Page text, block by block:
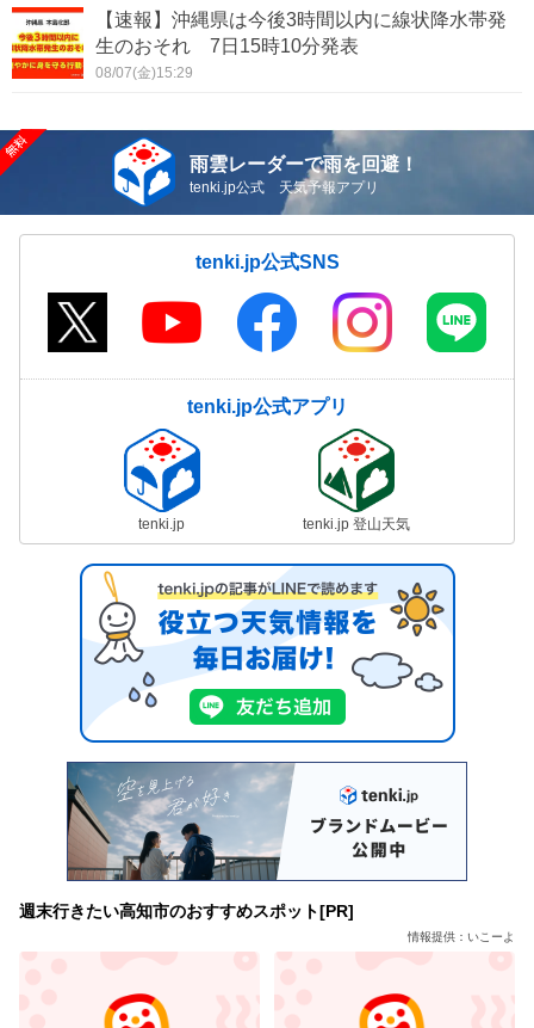
【速報】沖縄県は今後3時間以内に線状降水帯発
生のおそれ 7日15時10分発表
08/07(金)15:29
雨雲レーダーで雨を回避！
tenki.jp公式 天気予報アプリ
tenki.jp公式SNS
tenki.jp公式アプリ
tenki.jp tenki.jp 登山天気
週末行きたい高知市のおすすめスポット[PR]
情報提供：いこーよ